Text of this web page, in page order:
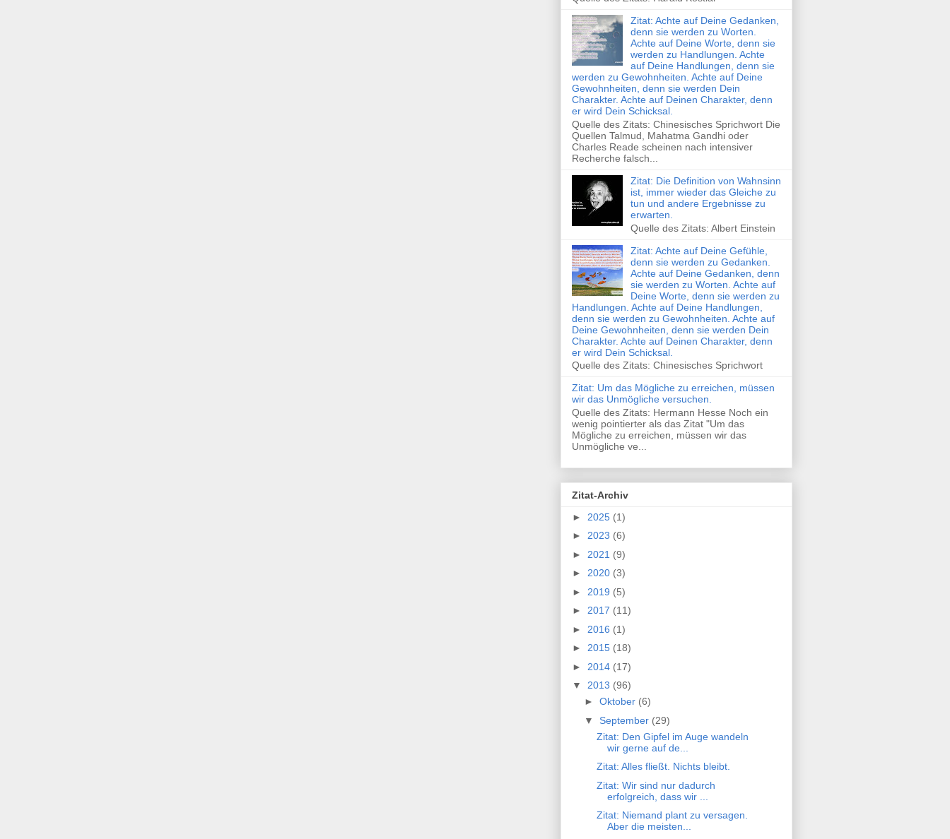
Zitat: Achte auf Deine Gedanken,
denn sie werden zu Worten.
Achte auf Deine Worte, denn sie
werden zu Handlungen. Achte
auf Deine Handlungen, denn sie
werden zu Gewohnheiten. Achte auf Deine
Gewohnheiten, denn sie werden Dein
Charakter. Achte auf Deinen Charakter, denn
er wird Dein Schicksal.
Quelle des Zitats: Chinesisches Sprichwort Die
Quellen Talmud, Mahatma Gandhi oder
Charles Reade scheinen nach intensiver
Recherche falsch...
Zitat: Die Definition von Wahnsinn
ist, immer wieder das Gleiche zu
tun und andere Ergebnisse zu
erwarten.
Quelle des Zitats: Albert Einstein
Zitat: Achte auf Deine Gefühle,
denn sie werden zu Gedanken.
Achte auf Deine Gedanken, denn
sie werden zu Worten. Achte auf
Deine Worte, denn sie werden zu
Handlungen. Achte auf Deine Handlungen,
denn sie werden zu Gewohnheiten. Achte auf
Deine Gewohnheiten, denn sie werden Dein
Charakter. Achte auf Deinen Charakter, denn
er wird Dein Schicksal.
Quelle des Zitats: Chinesisches Sprichwort
Zitat: Um das Mögliche zu erreichen, müssen
wir das Unmögliche versuchen.
Quelle des Zitats: Hermann Hesse Noch ein
wenig pointierter als das Zitat "Um das
Mögliche zu erreichen, müssen wir das
Unmögliche ve...
Zitat-Archiv
► 2025 (1)
► 2023 (6)
► 2021 (9)
► 2020 (3)
► 2019 (5)
► 2017 (11)
► 2016 (1)
► 2015 (18)
► 2014 (17)
▼ 2013 (96)
► Oktober (6)
▼ September (29)
Zitat: Den Gipfel im Auge wandeln
wir gerne auf de...
Zitat: Alles fließt. Nichts bleibt.
Zitat: Wir sind nur dadurch
erfolgreich, dass wir ...
Zitat: Niemand plant zu versagen.
Aber die meisten...